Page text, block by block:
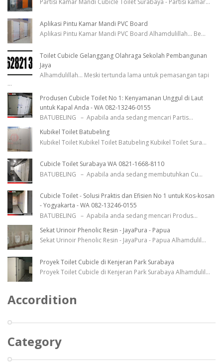
Partisi Kamar Mandi Cubicle Toilet Surabaya - Partisi kamar...
Aplikasi Pintu Kamar Mandi PVC Board
Aplikasi Pintu Kamar Mandi PVC Board Alhamdulillah... Be...
Toilet Cubicle Gelanggang Olahraga Sekolah Pembangunan
Jaya
Alhamdulillah... Meski tertunda lama untuk pemasangan tapi
...
Produsen Cubicle Toilet No 1: Kenyamanan Unggul di Laut
untuk Kapal Anda - WA 082-13246-0155
BATUBELING – Apabila anda sedang mencari Partis...
Kubikel Toilet Batubeling
Kubikel Toilet Kubikel Toilet Batubeling Kubikel Toilet Sura...
Cubicle Toilet Surabaya WA 0821-1668-8110
BATUBELING – Apabila anda sedang membutuhkan Cu...
Cubicle Toilet - Solusi Praktis dan Efisien No 1 untuk Kos-kosan
- Yogyakarta - WA 082-13246-0155
BATUBELING – Apabila anda sedang mencari Produs...
Sekat Urinoir Phenolic Resin - JayaPura - Papua
Sekat Urinoir Phenolic Resin - JayaPura - Papua Alhamdulil...
Proyek Toilet Cubicle di Kenjeran Park Surabaya
Proyek Toilet Cubicle di Kenjeran Park Surabaya Alhamdulil...
Accordition
Category